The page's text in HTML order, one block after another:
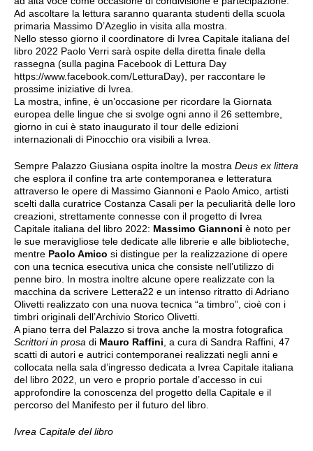
Ad ascoltare la lettura saranno quaranta studenti della scuola
primaria Massimo D’Azeglio in visita alla mostra.
Nello stesso giorno il coordinatore di Ivrea Capitale italiana del
libro 2022 Paolo Verri sarà ospite della diretta finale della
rassegna (sulla pagina Facebook di Lettura Day
https://www.facebook.com/LetturaDay), per raccontare le
prossime iniziative di Ivrea.
La mostra, infine, è un’occasione per ricordare la Giornata
europea delle lingue che si svolge ogni anno il 26 settembre,
giorno in cui è stato inaugurato il tour delle edizioni
internazionali di Pinocchio ora visibili a Ivrea.
Sempre Palazzo Giusiana ospita inoltre la mostra Deus ex littera
che esplora il confine tra arte contemporanea e letteratura
attraverso le opere di Massimo Giannoni e Paolo Amico, artisti
scelti dalla curatrice Costanza Casali per la peculiarità delle loro
creazioni, strettamente connesse con il progetto di Ivrea
Capitale italiana del libro 2022: Massimo Giannoni è noto per
le sue meravigliose tele dedicate alle librerie e alle biblioteche,
mentre Paolo Amico si distingue per la realizzazione di opere
con una tecnica esecutiva unica che consiste nell’utilizzo di
penne biro. In mostra inoltre alcune opere realizzate con la
macchina da scrivere Lettera22 e un intenso ritratto di Adriano
Olivetti realizzato con una nuova tecnica “a timbro”, cioè con i
timbri originali dell’Archivio Storico Olivetti.
A piano terra del Palazzo si trova anche la mostra fotografica
Scrittori in prosa di Mauro Raffini , a cura di Sandra Raffini, 47
scatti di autori e autrici contemporanei realizzati negli anni e
collocata nella sala d’ingresso dedicata a Ivrea Capitale italiana
del libro 2022, un vero e proprio portale d’accesso in cui
approfondire la conoscenza del progetto della Capitale e il
percorso del Manifesto per il futuro del libro.
Ivrea Capitale del libro